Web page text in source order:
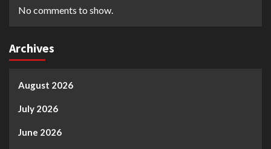
No comments to show.
Archives
August 2026
July 2026
June 2026